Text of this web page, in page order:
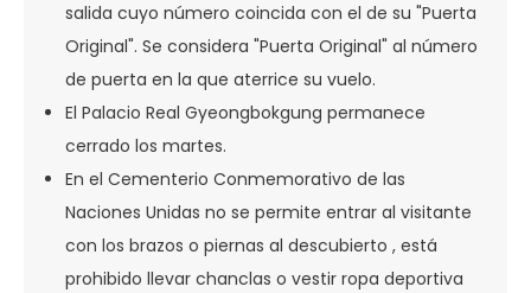
salida cuyo número coincida con el de su "Puerta
Original". Se considera "Puerta Original" al número
de puerta en la que aterrice su vuelo.
El Palacio Real Gyeongbokgung permanece
cerrado los martes.
En el Cementerio Conmemorativo de las
Naciones Unidas no se permite entrar al visitante
con los brazos o piernas al descubierto , está
prohibido llevar chanclas o vestir ropa deportiva